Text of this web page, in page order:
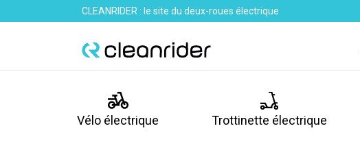
CLEANRIDER : le site du deux-roues électrique
Vélo électrique Trottinette électrique